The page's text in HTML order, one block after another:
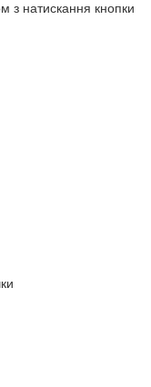
з натискання кнопки